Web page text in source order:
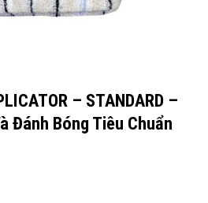
– STANDARD –
Đánh Bóng Tiêu Chuẩn